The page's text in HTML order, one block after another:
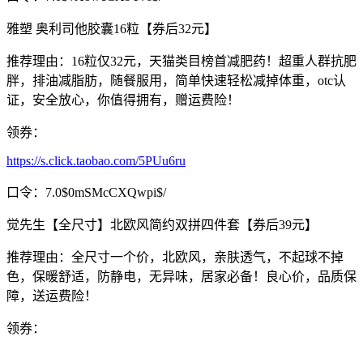
雅塑 奥利司他胶囊16粒【券后32元】
推荐理由：16粒仅32元，天猫类目榜首减肥药！超重人群抗肥
胖，排油减脂肪，随餐服用，简单快速轻松减掉体重，otc认
证，安全放心，你值得拥有，赠运费险！
领券：
https://s.click.taobao.com/5PUu6ru
口令：7.0$0mSMcCXQwpi$/
觉先生【全尺寸】北欧风简约双拼四件套【券后39元】
推荐理由：全尺寸一个价，北欧风，亲肤透气，不起球不掉
色，保暖舒适，防静电，无异味，居家必备！良心价，品质保
障，送运费险！
领券：